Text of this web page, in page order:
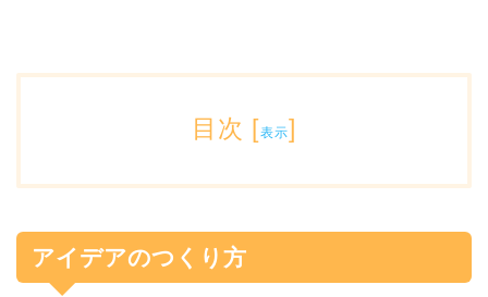
目次 [表示]
アイデアのつくり方